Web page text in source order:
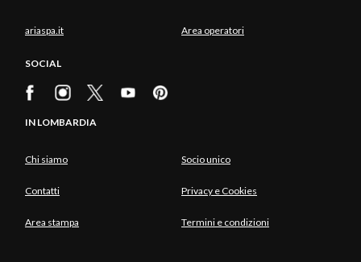
ariaspa.it Area operatori
SOCIAL
IN LOMBARDIA
Chi siamo Socio unico
Contatti Privacy e Cookies
Area stampa Termini e condizioni